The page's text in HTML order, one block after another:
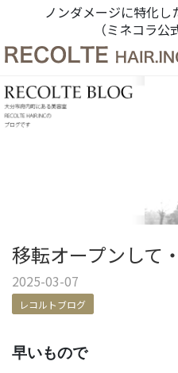
ノンダメージに特化
（ミネコラ
移転オープンして
2025-03-07
レコルトブログ
早いもので